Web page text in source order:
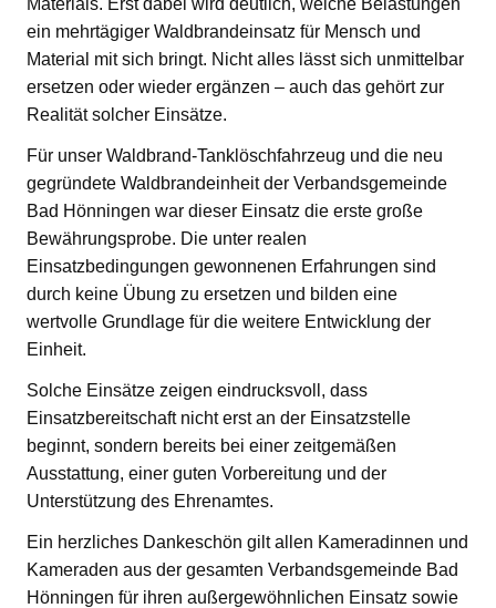
ein mehrtägiger Waldbrandeinsatz für Mensch und
Material mit sich bringt. Nicht alles lässt sich unmittelbar
ersetzen oder wieder ergänzen – auch das gehört zur
Realität solcher Einsätze.
Für unser Waldbrand-Tanklöschfahrzeug und die neu
gegründete Waldbrandeinheit der Verbandsgemeinde
Bad Hönningen war dieser Einsatz die erste große
Bewährungsprobe. Die unter realen
Einsatzbedingungen gewonnenen Erfahrungen sind
durch keine Übung zu ersetzen und bilden eine
wertvolle Grundlage für die weitere Entwicklung der
Einheit.
Solche Einsätze zeigen eindrucksvoll, dass
Einsatzbereitschaft nicht erst an der Einsatzstelle
beginnt, sondern bereits bei einer zeitgemäßen
Ausstattung, einer guten Vorbereitung und der
Unterstützung des Ehrenamtes.
Ein herzliches Dankeschön gilt allen Kameradinnen und
Kameraden aus der gesamten Verbandsgemeinde Bad
Hönningen für ihren außergewöhnlichen Einsatz sowie